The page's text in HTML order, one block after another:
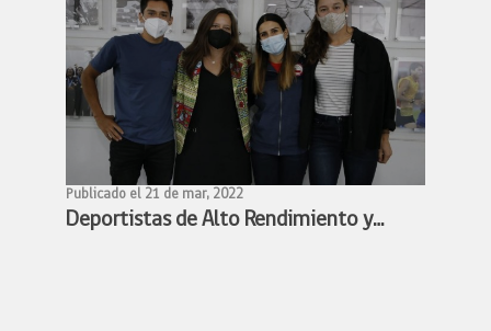
Publicado el 21 de mar, 2022
Deportistas de Alto Rendimiento y